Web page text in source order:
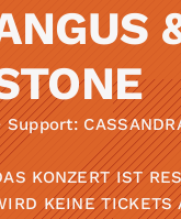
Support:
KONZERT IST
KEINE TICKETS